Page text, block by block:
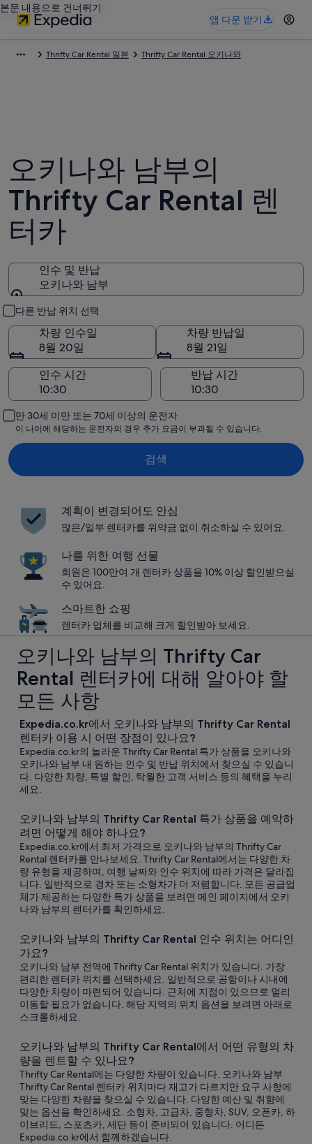
본문 내용으로 건너뛰기
앱 다운 받기
Thrifty Car Rental 일본 Thrifty Car Rental 오키나와
오키나와 남부의
Thrifty Car Rental 렌
터카
인수 및 반납
오키나와 남부
인수 및 반납
다른 반납 위치 선택
차량 인수일
8월 20일
차량 반납일
8월 21일
인수 시간
반납 시간
만 30세 미만 또는 70세 이상의 운전자
이 나이에 해당하는 운전자의 경우 추가 요금이 부과될 수 있습니다.
검색
계획이 변경되어도 안심
많은/일부 렌터카를 위약금 없이 취소하실 수 있어요.
나를 위한 여행 선물
회원은 100만여 개 렌터카 상품을 10% 이상 할인받으실
수 있어요.
스마트한 쇼핑
렌터카 업체를 비교해 크게 할인받아 보세요.
오키나와 남부의 Thrifty Car
Rental 렌터카에 대해 알아야 할
모든 사항
Expedia.co.kr에서 오키나와 남부의 Thrifty Car Rental
렌터카 이용 시 어떤 장점이 있나요?
Expedia.co.kr의 놀라운 Thrifty Car Rental 특가 상품을 오키나와
오키나와 남부 내 원하는 인수 및 반납 위치에서 찾으실 수 있습니
다. 다양한 차량, 특별 할인, 탁월한 고객 서비스 등의 혜택을 누리
세요.
오키나와 남부의 Thrifty Car Rental 특가 상품을 예약하
려면 어떻게 해야 하나요?
Expedia.co.kr에서 최저 가격으로 오키나와 남부의 Thrifty Car
Rental 렌터카를 만나보세요. Thrifty Car Rental에서는 다양한 차
량 유형을 제공하며, 여행 날짜와 인수 위치에 따라 가격은 달라집
니다. 일반적으로 경차 또는 소형차가 더 저렴합니다. 모든 공급업
체가 제공하는 다양한 특가 상품을 보려면 메인 페이지에서 오키
나와 남부의 렌터카를 확인하세요.
오키나와 남부의 Thrifty Car Rental 인수 위치는 어디인
가요?
오키나와 남부 전역에 Thrifty Car Rental 위치가 있습니다. 가장
편리한 렌터카 위치를 선택하세요. 일반적으로 공항이나 시내에
다양한 차량이 마련되어 있습니다. 근처에 지점이 있으므로 멀리
이동할 필요가 없습니다. 해당 지역의 위치 옵션을 보려면 아래로
스크롤하세요.
오키나와 남부의 Thrifty Car Rental에서 어떤 유형의 차
량을 렌트할 수 있나요?
Thrifty Car Rental에는 다양한 차량이 있습니다. 오키나와 남부
Thrifty Car Rental 렌터카 위치마다 재고가 다르지만 요구 사항에
맞는 다양한 차량을 찾으실 수 있습니다. 다양한 예산 및 취향에
맞는 옵션을 확인하세요. 소형차, 고급차, 중형차, SUV, 오픈카, 하
이브리드, 스포츠카, 세단 등이 준비되어 있습니다. 어디든
Expedia.co.kr에서 함께하겠습니다.